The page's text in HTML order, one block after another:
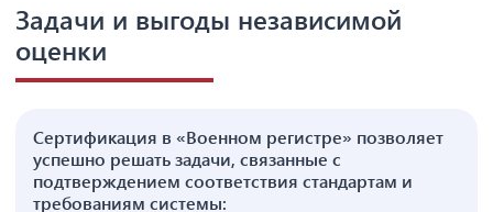
Задачи и выгоды независимой
оценки
Сертификация в «Военном регистре» позволяет
успешно решать задачи, связанные с
подтверждением соответствия стандартам и
требованиям системы: